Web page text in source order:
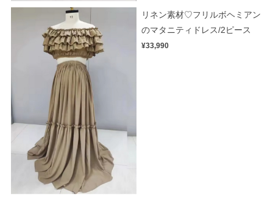
リネン素材♡フリルボヘミアン
のマタニティドレス/2ピース
¥33,990